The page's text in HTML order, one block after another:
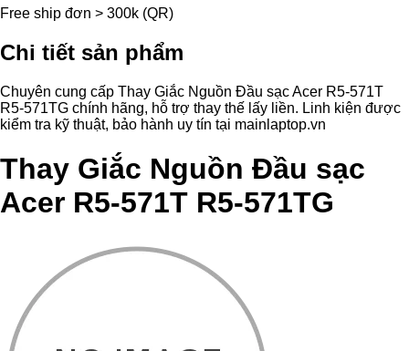
Free ship đơn > 300k (QR)
Chi tiết sản phẩm
Chuyên cung cấp Thay Giắc Nguồn Đầu sạc Acer R5-571T
R5-571TG chính hãng, hỗ trợ thay thế lấy liền. Linh kiện được
kiểm tra kỹ thuật, bảo hành uy tín tại mainlaptop.vn
Thay Giắc Nguồn Đầu sạc
Acer R5-571T R5-571TG